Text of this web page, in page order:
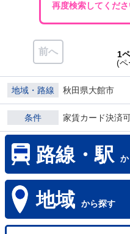
再度検索してくださ
前へ
1
(ペ
地域・路線 秋田県大館市
条件 家賃カード決済
路線・駅
地域 から探す